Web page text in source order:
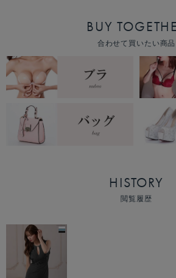
BUY
合わせて買いたい商品
HISTORY
閲覧履歴